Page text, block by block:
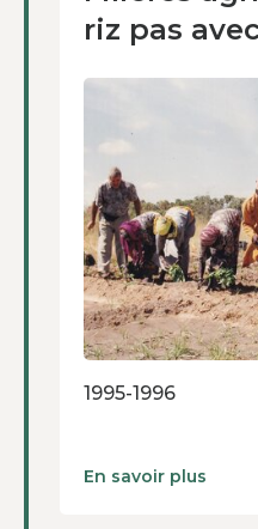
riz pas
1995-1996
En savoir plus